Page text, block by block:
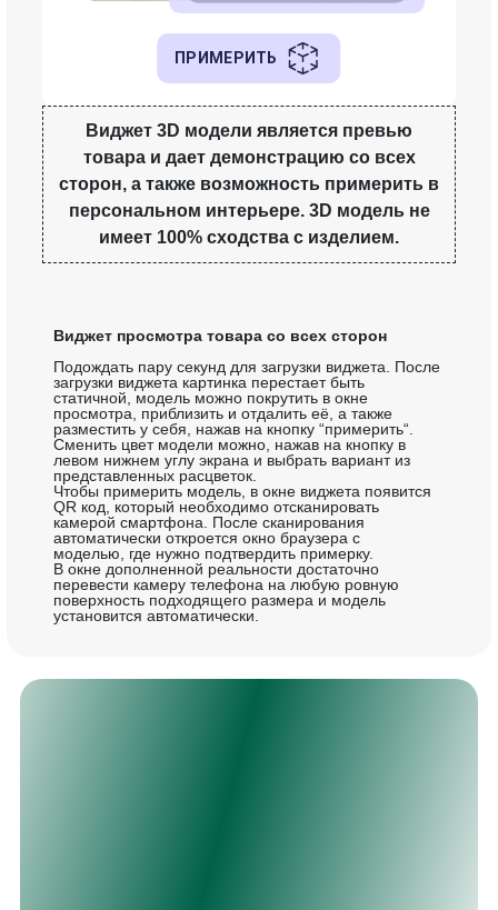
Виджет 3D модели является превью
товара и дает демонстрацию со всех
сторон, а также возможность примерить в
персональном интерьере. 3D модель не
имеет 100% сходства с изделием.
Виджет просмотра товара со всех сторон
Подождать пару секунд для загрузки виджета. После
загрузки виджета картинка перестает быть
статичной, модель можно покрутить в окне
просмотра, приблизить и отдалить её, а также
разместить у себя, нажав на кнопку “примерить“.
Сменить цвет модели можно, нажав на кнопку в
левом нижнем углу экрана и выбрать вариант из
представленных расцветок.
Чтобы примерить модель, в окне виджета появится
QR код, который необходимо отсканировать
камерой смартфона. После сканирования
автоматически откроется окно браузера с
моделью, где нужно подтвердить примерку.
В окне дополненной реальности достаточно
перевести камеру телефона на любую ровную
поверхность подходящего размера и модель
установится автоматически.